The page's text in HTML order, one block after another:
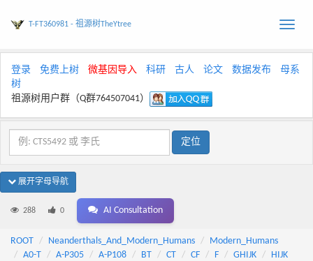
Toggle
T-FT360981 - 祖源树TheYtree
登录 免费上树 微基因导入 科研 古人 论文 数据发布
母系
树
祖源树用户群（Q群764507041）
展开字母导航
288 0 AI Consultation
ROOT Neanderthals_And_Modern_Humans
Modern_Humans
A0-T
A-P305 A-P108 BT CT CF F GHIJK
HIJK